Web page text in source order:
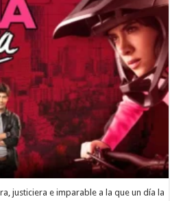
justiciera e imparable a la que un día la